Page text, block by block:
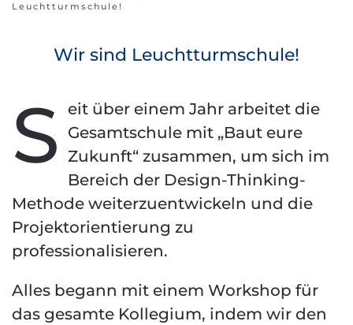
Leuchtturmschule!
Wir sind Leuchtturmschule!
S eit über einem Jahr arbeitet die
Gesamtschule mit „Baut eure
Zukunft“ zusammen, um sich im
Bereich der Design-Thinking-
Methode weiterzuentwickeln und die
Projektorientierung zu
professionalisieren.
Alles begann mit einem Workshop für
das gesamte Kollegium, indem wir den